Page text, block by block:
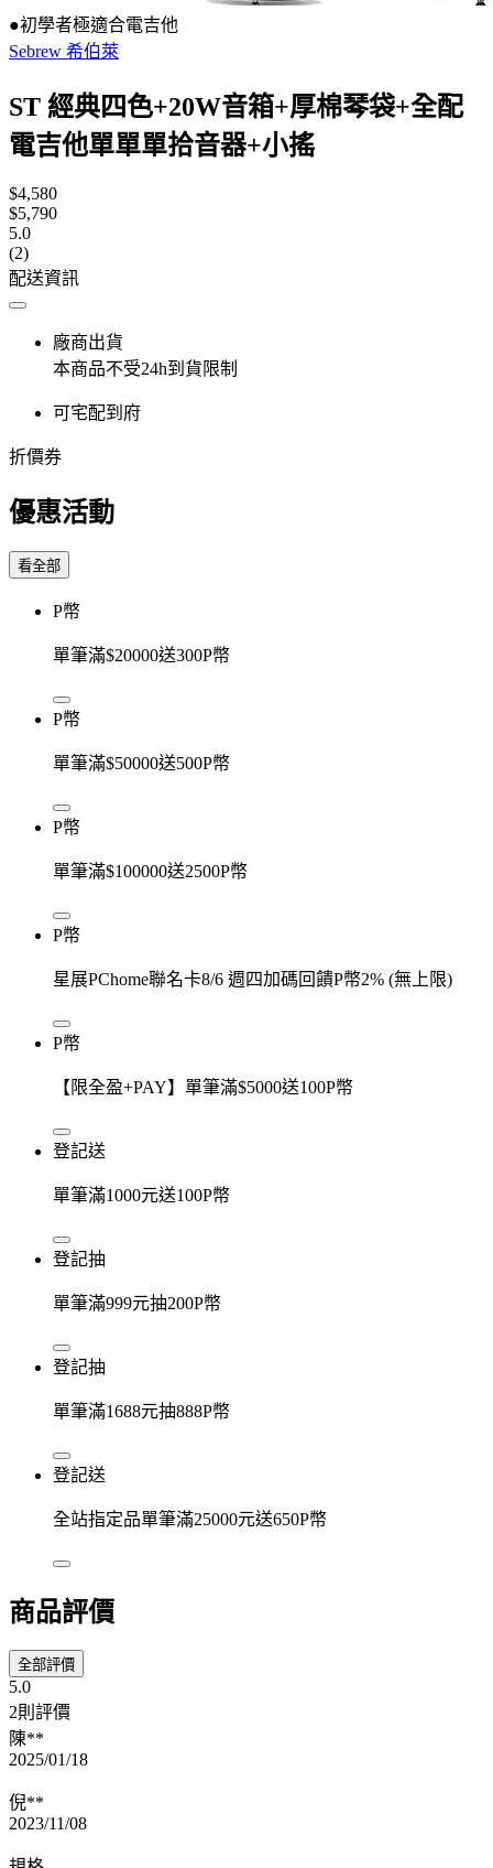
●初學者極適合電吉他
Sebrew 希伯萊
ST 經典四色+20W音箱+厚棉琴袋+全配
電吉他單單單拾音器+小搖
$4,580
$5,790
5.0
(2)
配送資訊
廠商出貨
本商品不受24h到貨限制
可宅配到府
折價券
優惠活動
看全部
P幣
單筆滿$20000送300P幣
P幣
單筆滿$50000送500P幣
P幣
單筆滿$100000送2500P幣
P幣
星展PChome聯名卡8/6 週四加碼回饋P幣2% (無上限)
P幣
【限全盈+PAY】單筆滿$5000送100P幣
登記送
單筆滿1000元送100P幣
登記抽
單筆滿999元抽200P幣
登記抽
單筆滿1688元抽888P幣
登記送
全站指定品單筆滿25000元送650P幣
商品評價
全部評價
5.0
2則評價
陳**
2025/01/18
倪**
2023/11/08